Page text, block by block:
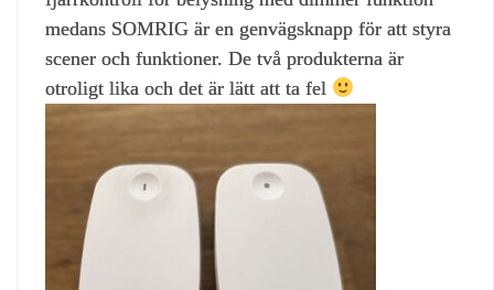
medans SOMRIG är en genvägsknapp för att styra
scener och funktioner. De två produkterna är
otroligt lika och det är lätt att ta fel